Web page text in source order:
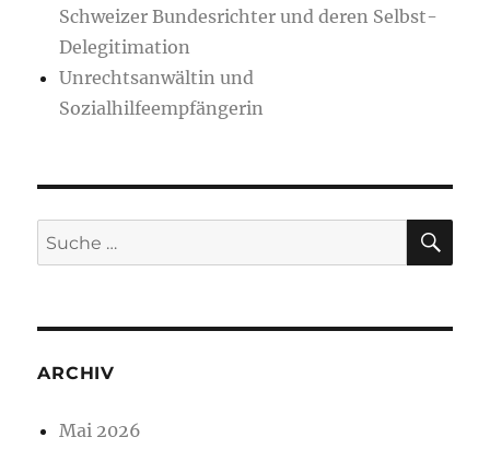
Schweizer Bundesrichter und deren Selbst-
Delegitimation
Unrechtsanwältin und
Sozialhilfeempfängerin
Suche
nach:
ARCHIV
Mai 2026